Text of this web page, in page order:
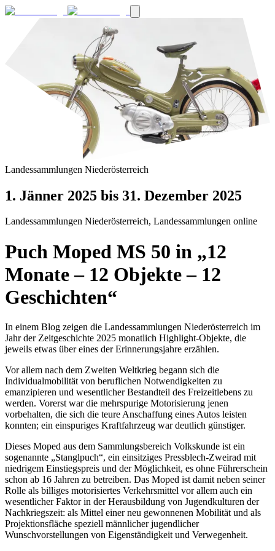
Landessammlungen Niederösterreich
1. Jänner 2025 bis 31. Dezember 2025
Landessammlungen Niederösterreich, Landessammlungen online
Puch Moped MS 50 in „12
Monate – 12 Objekte – 12
Geschichten“
In einem Blog zeigen die Landessammlungen Niederösterreich im
Jahr der Zeitgeschichte 2025 monatlich Highlight-Objekte, die
jeweils etwas über eines der Erinnerungsjahre erzählen.
Vor allem nach dem Zweiten Weltkrieg begann sich die
Individualmobilität von beruflichen Notwendigkeiten zu
emanzipieren und wesentlicher Bestandteil des Freizeitlebens zu
werden. Vorerst war die mehrspurige Motorisierung jenen
vorbehalten, die sich die teure Anschaffung eines Autos leisten
konnten; ein einspuriges Kraftfahrzeug war deutlich günstiger.
Dieses Moped aus dem Sammlungsbereich Volkskunde ist ein
sogenannte „Stanglpuch“, ein einsitziges Pressblech-Zweirad mit
niedrigem Einstiegspreis und der Möglichkeit, es ohne Führerschein
schon ab 16 Jahren zu betreiben. Das Moped ist damit neben seiner
Rolle als billiges motorisiertes Verkehrsmittel vor allem auch ein
wesentlicher Faktor in der Herausbildung von Jugendkulturen der
Nachkriegszeit: als Mittel einer neu gewonnenen Mobilität und als
Projektionsfläche speziell männlicher jugendlicher
Wunschvorstellungen von Eigenständigkeit und Verwegenheit.